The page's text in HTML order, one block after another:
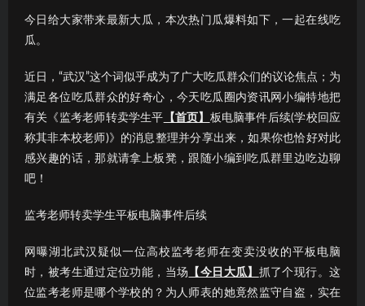
今日给大家带来最新大瓜，本次热门瓜爆料如下，一起在线吃
瓜。
近日，“武汉”这个词似乎成为了广大吃瓜群众们的议论焦点；为
满足各位吃瓜群众的好奇心，今天吃瓜圈内资讯网小编特地把
有关《监考老师转卖学生平 【首页】 板电脑事件后续(学校回应
称其非本校老师)》的消息整理并分享出来，如果你也恰好对此
感兴趣的话，那就请拿上板凳，跟随小编到吃瓜群里边吃边聊
吧！
监考老师转卖学生平板电脑事件后续
网曝湖北武汉疑似一位高校监考老师在变卖没收的平板电脑
时，被考生通过定位功能，当场 【今日大瓜】 抓了个现行。这
位监考老师是哪个学校的？为人师表的她竟然监守自盗，实在